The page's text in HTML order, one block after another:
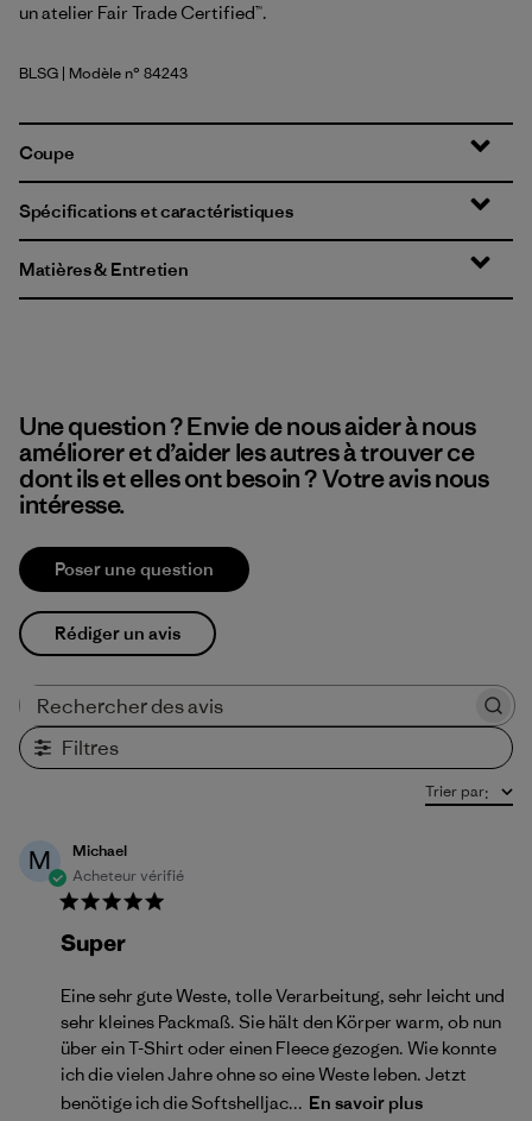
un atelier Fair Trade Certified™.
Blue Sage
BLSG | Modèle n° 84243
Coupe
Spécifications et caractéristiques
Matières & Entretien
Une question ? Envie de nous aider à nous
améliorer et d’aider les autres à trouver ce
dont ils et elles ont besoin ? Votre avis nous
intéresse.
Poser une question
Rédiger un avis
Filtres
Trier par:
M
Michael
Acheteur vérifié
Super
Eine sehr gute Weste, tolle Verarbeitung, sehr leicht und
sehr kleines Packmaß. Sie hält den Körper warm, ob nun
über ein T-Shirt oder einen Fleece gezogen. Wie konnte
ich die vielen Jahre ohne so eine Weste leben. Jetzt
benötige ich die Softshelljac... En savoir plus